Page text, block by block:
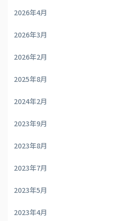
2026年4月
2026年3月
2026年2月
2025年8月
2024年2月
2023年9月
2023年8月
2023年7月
2023年5月
2023年4月